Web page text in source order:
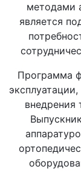
методами
является
Программа
внедрения